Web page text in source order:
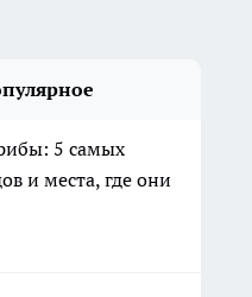
5 самых
и места, где они